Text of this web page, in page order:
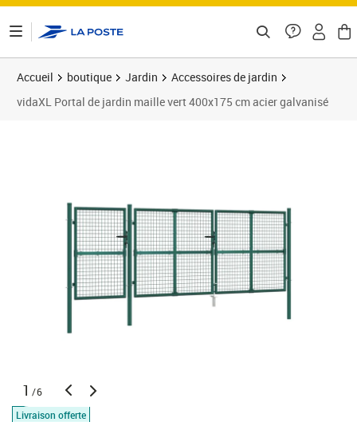
Accueil boutique Jardin
Accessoires de jardin
vidaXL Portal de jardin maille vert 400x175 cm acier galvanisé
1 /6
Livraison offerte